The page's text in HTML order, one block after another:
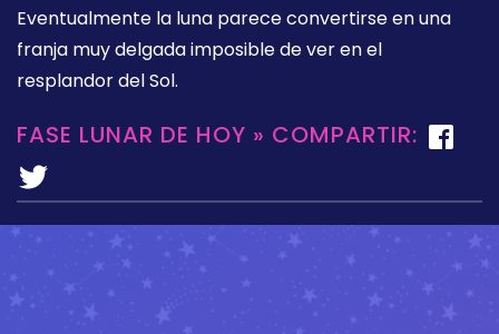
Eventualmente la luna parece convertirse en una
franja muy delgada imposible de ver en el
resplandor del Sol.
FASE LUNAR DE HOY » COMPARTIR: